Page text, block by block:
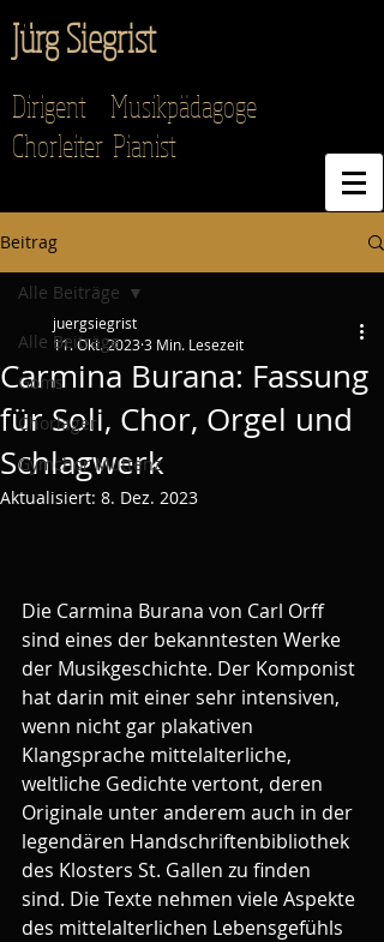
Jürg Siegrist
Dirigent Musikpädagoge
Chorleiter Pianist
Beitrag
Alle Beiträge
Goms
Chorlager
Gymchor Muttenz
Alle Beiträge
Carmina Burana: Fassung
für Soli, Chor, Orgel und
Schlagwerk
juergsiegrist
11. Okt. 20233 Min. Lesezeit
Aktualisiert: 8. Dez. 2023
Die Carmina Burana von Carl Orff
sind eines der bekanntesten Werke
der Musikgeschichte. Der Komponist
hat darin mit einer sehr intensiven,
wenn nicht gar plakativen
Klangsprache mittelalterliche,
weltliche Gedichte vertont, deren
Originale unter anderem auch in der
legendären Handschriftenbibliothek
des Klosters St. Gallen zu finden
sind. Die Texte nehmen viele Aspekte
des mittelalterlichen Lebensgefühls